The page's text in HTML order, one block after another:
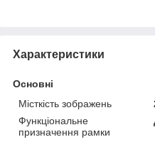
Характеристики
Основні
Місткість зображень
Функціональне
призначення рамки